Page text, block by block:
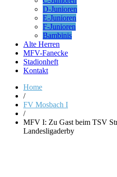
D-Junioren
E-Junioren
F-Junioren
Bambinis
Alte Herren
MFV-Fanecke
Stadionheft
Kontakt
Home
/
FV Mosbach I
/
MFV I: Zu Gast beim TSV
Landesligaderby